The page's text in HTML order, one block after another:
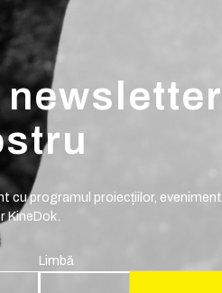
cu programul proiecțiilor,
KineDok.
Limbă